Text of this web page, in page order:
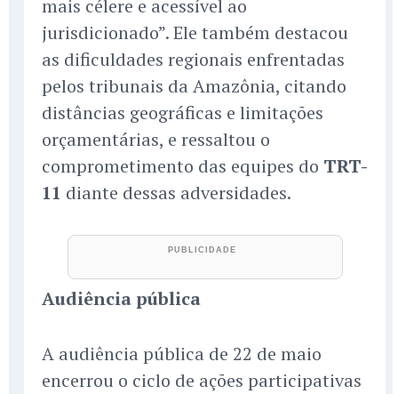
mais célere e acessível ao
jurisdicionado”. Ele também destacou
as dificuldades regionais enfrentadas
pelos tribunais da Amazônia, citando
distâncias geográficas e limitações
orçamentárias, e ressaltou o
comprometimento das equipes do TRT-
11 diante dessas adversidades.
Audiência pública
A audiência pública de 22 de maio
encerrou o ciclo de ações participativas